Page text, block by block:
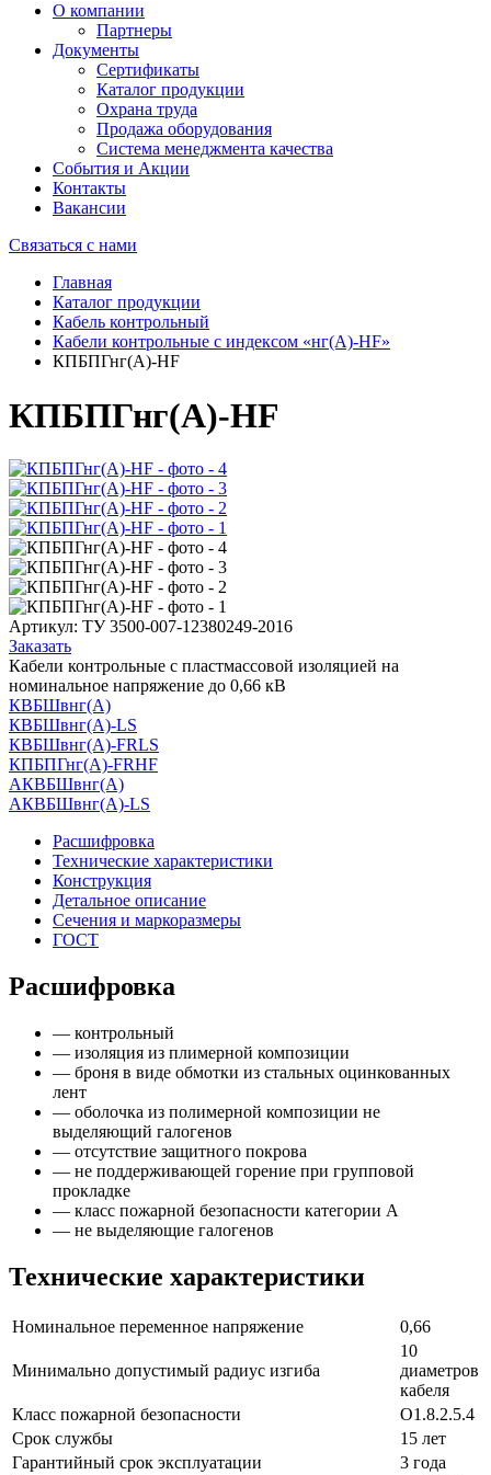
О компании
Партнеры
Документы
Сертификаты
Каталог продукции
Охрана труда
Продажа оборудования
Система менеджмента качества
События и Акции
Контакты
Вакансии
Связаться с нами
Главная
Каталог продукции
Кабель контрольный
Кабели контрольные с индексом «нг(А)-HF»
КПБПГнг(А)-HF
КПБПГнг(А)-HF
Артикул: ТУ 3500-007-12380249-2016
Заказать
Кабели контрольные с пластмассовой изоляцией на
номинальное напряжение до 0,66 кВ
КВБШвнг(А)
КВБШвнг(А)-LS
КВБШвнг(А)-FRLS
КПБПГнг(А)-FRHF
АКВБШвнг(А)
АКВБШвнг(А)-LS
Расшифровка
Технические характеристики
Конструкция
Детальное описание
Сечения и маркоразмеры
ГОСТ
Расшифровка
— контрольный
— изоляция из плимерной композиции
— броня в виде обмотки из стальных оцинкованных
лент
— оболочка из полимерной композиции не
выделяющий галогенов
— отсутствие защитного покрова
— не поддерживающей горение при групповой
прокладке
— класс пожарной безопасности категории А
— не выделяющие галогенов
Технические характеристики
Номинальное переменное напряжение 0,66
Минимально допустимый радиус изгиба
10
диаметров
кабеля
Класс пожарной безопасности
O1.8.2.5.4
Срок службы
15 лет
Гарантийный срок эксплуатации
3 года